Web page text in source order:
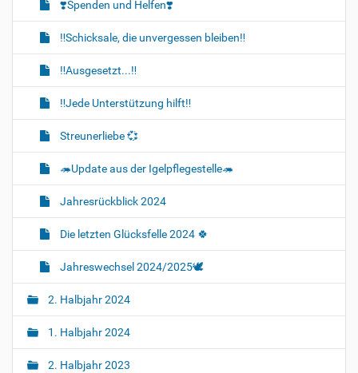
❣️Spenden und Helfen❣️
‼️Schicksale, die unvergessen bleiben‼️
‼️Ausgesetzt...‼️
‼️Jede Unterstützung hilft‼️
Streunerliebe 💞
🦔Update aus der Igelpflegestelle🦔
Jahresrückblick 2024
Die letzten Glücksfelle 2024 🍀
Jahreswechsel 2024/2025🕊
2. Halbjahr 2024
1. Halbjahr 2024
2. Halbjahr 2023